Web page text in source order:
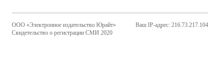
ООО «Электронное издательство Юрайт»
Свидетельство о регистрации СМИ 2020
Ваш IP-адрес: 216.73.217.104